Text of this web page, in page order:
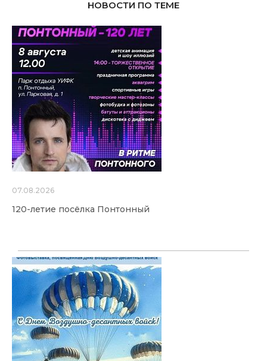
НОВОСТИ ПО ТЕМЕ
07.08.2026
120-летие посёлка Понтонный